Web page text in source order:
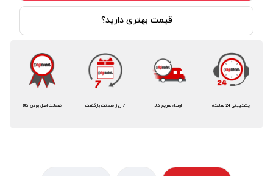
قیمت بهتری دارید؟
ضمانت اصل بودن کالا 7 روز ضمانت بازگشت ارسال سریع کالا پشتیبانی 24 ساعته